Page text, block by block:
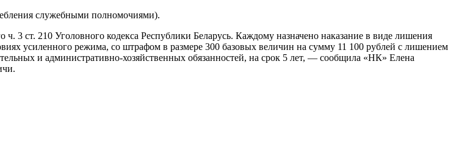
служебными полномочиями).
ст. 210 Уголовного кодекса Республики Беларусь. Каждому назначено наказание в виде лишения
усиленного режима, со штрафом в размере 300 базовых величин на сумму 11 100 рублей с лишением
и административно-хозяйственных обязанностей, на срок 5 лет, — сообщила «НК» Елена